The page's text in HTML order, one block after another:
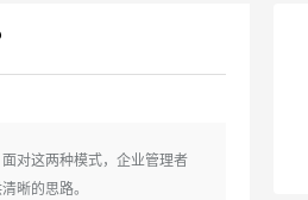
对这两种模式，企业管理者
晰的思路。